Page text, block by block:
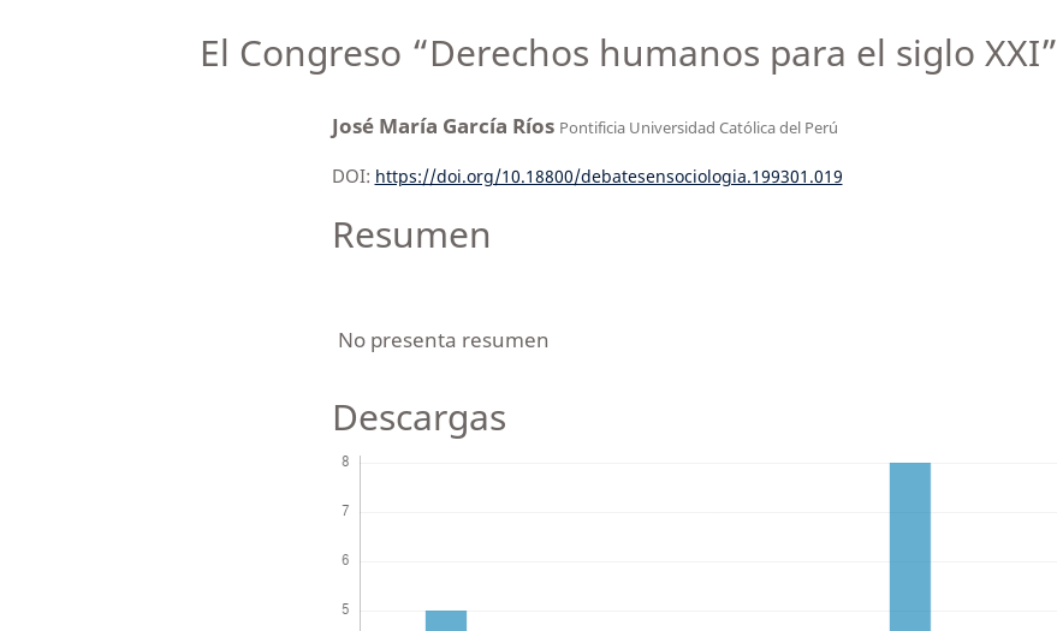
El Congreso “Derechos humanos para el siglo XXI”
José María García Ríos Pontificia Universidad Católica del Perú
DOI: https://doi.org/10.18800/debatesensociologia.199301.019
Resumen
No presenta resumen
Descargas